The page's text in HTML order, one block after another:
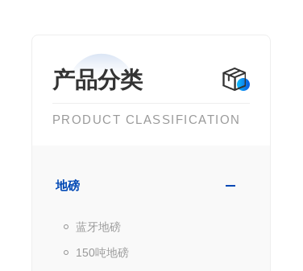
产品分类
PRODUCT CLASSIFICATION
地磅
蓝牙地磅
150吨地磅